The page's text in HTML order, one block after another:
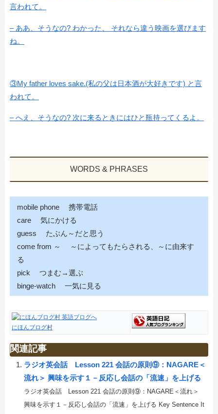
言われて。
– ああ、そうなの? わかった、 それなら違う映画を選びます
ね。
③My father loves sake.(私の父は日本酒が大好きです) と言
われて。
– へえ、そうなの? 次に来るときにはひと瓶持ってくるよ。
WORDS & PHRASES
mobile phone 携帯電話
care 気にかける
guess たぶん～だと思う
come from ～ ～によってもたらされる、～に由来す
る
pick つまむ→選ぶ
binge-watch 一気に見る
にほんブログ村
関連記事
ラジオ英会話 Lesson 221 会話の原則⑨：NAGARE＜
流れ＞ 興味を示す１－反応し会話の「流速」を上げる
ラジオ英会話 Lesson 221 会話の原則⑨：NAGARE＜流れ＞
興味を示す１－反応し会話の「流速」を上げる Key Sentence It